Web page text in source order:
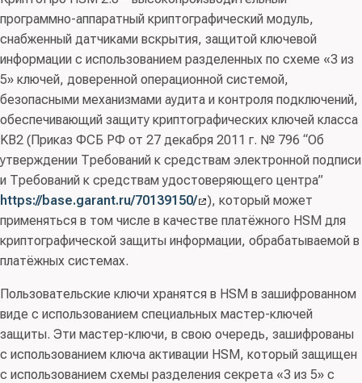
программно-аппаратный криптографический модуль,
снабженный датчиками вскрытия, защитой ключевой
информации с использованием разделенных по схеме «3 из
5» ключей, доверенной операционной системой,
безопасными механизмами аудита и контроля подключений,
обеспечивающий защиту криптографических ключей класса
KB2 (Приказ ФСБ РФ от 27 декабря 2011 г. № 796 “Об
утверждении Требований к средствам электронной подписи
и Требований к средствам удостоверяющего центра”
https://base.garant.ru/70139150/
), который может
применяться в том числе в качестве платёжного HSM для
криптографической защиты информации, обрабатываемой в
платёжных системах.
Пользовательские ключи хранятся в HSM в зашифрованном
виде с использованием специальных мастер-ключей
защиты. Эти мастер-ключи, в свою очередь, зашифрованы
с использованием ключа активации HSM, который защищен
с использованием схемы разделения секрета «3 из 5» с